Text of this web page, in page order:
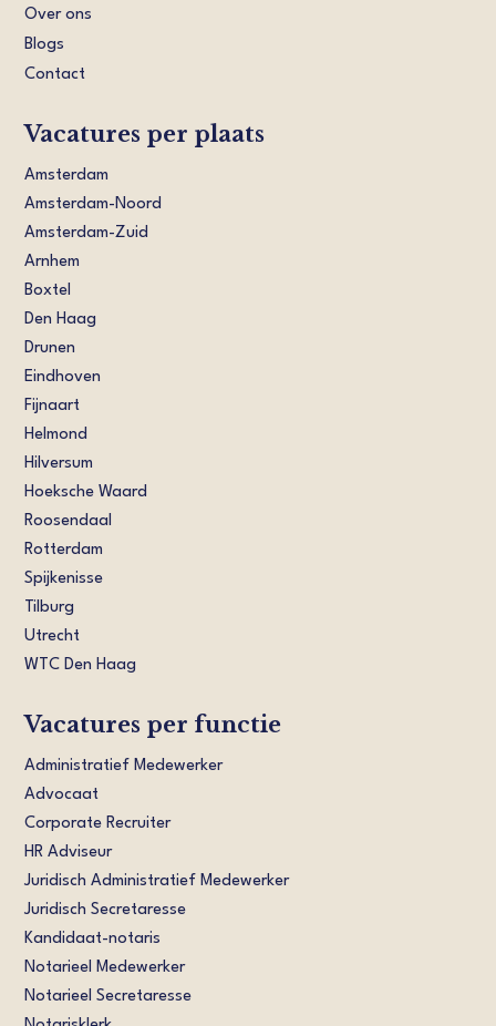
Over ons
Blogs
Contact
Vacatures per plaats
Amsterdam
Amsterdam-Noord
Amsterdam-Zuid
Arnhem
Boxtel
Den Haag
Drunen
Eindhoven
Fijnaart
Helmond
Hilversum
Hoeksche Waard
Roosendaal
Rotterdam
Spijkenisse
Tilburg
Utrecht
WTC Den Haag
Vacatures per functie
Administratief Medewerker
Advocaat
Corporate Recruiter
HR Adviseur
Juridisch Administratief Medewerker
Juridisch Secretaresse
Kandidaat-notaris
Notarieel Medewerker
Notarieel Secretaresse